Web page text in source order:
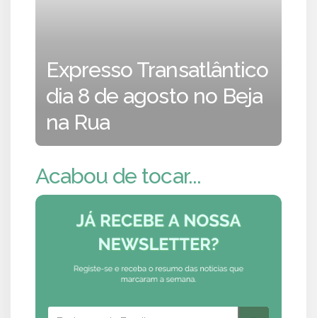
Expresso Transatlântico
dia 8 de agosto no Beja
na Rua
Acabou de tocar...